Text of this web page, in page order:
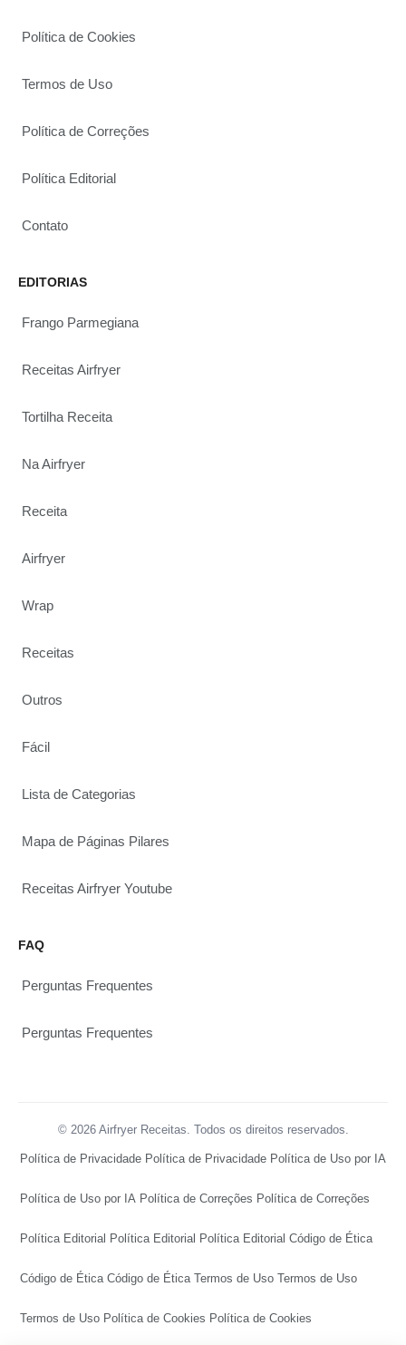
Política de Cookies
Termos de Uso
Política de Correções
Política Editorial
Contato
EDITORIAS
Frango Parmegiana
Receitas Airfryer
Tortilha Receita
Na Airfryer
Receita
Airfryer
Wrap
Receitas
Outros
Fácil
Lista de Categorias
Mapa de Páginas Pilares
Receitas Airfryer Youtube
FAQ
Perguntas Frequentes
Perguntas Frequentes
© 2026 Airfryer Receitas. Todos os direitos reservados.
Política de Privacidade Política de Privacidade Política de Uso por IA
Política de Uso por IA Política de Correções Política de Correções
Política Editorial Política Editorial Política Editorial Código de Ética
Código de Ética Código de Ética Termos de Uso Termos de Uso
Termos de Uso Política de Cookies Política de Cookies